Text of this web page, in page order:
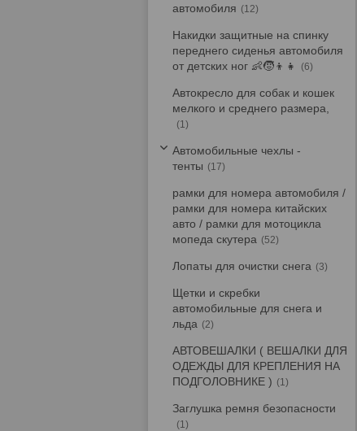
автомобиля
12
Накидки защитные на спинку
переднего сиденья автомобиля
от детских ног 👶🧒👦👧
6
Автокресло для собак и кошек
мелкого и среднего размера,
1
Автомобильные чехлы -
тенты
17
рамки для номера автомобиля /
рамки для номера китайских
авто / рамки для мотоцикла
мопеда скутера
52
Лопаты для очистки снега 3
Щетки и скребки
автомобильные для снега и
льда
2
АВТОВЕШАЛКИ ( ВЕШАЛКИ ДЛЯ
ОДЕЖДЫ ДЛЯ КРЕПЛЕНИЯ НА
ПОДГОЛОВНИКЕ )
1
Заглушка ремня безопасности
1